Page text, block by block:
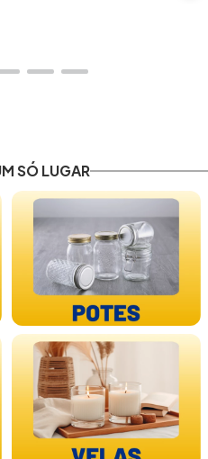
SÓ LUGAR